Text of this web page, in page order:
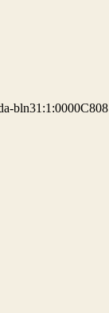
bln31:1:0000C808